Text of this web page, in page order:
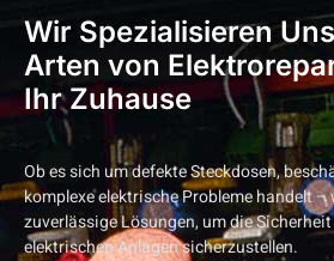
Wir Spezialisieren
Arten von
Ihr Zuhause
Ob es sich um defekte Steckdosen,
komplexe elektrische Probleme handelt
zuverlässige Lösungen, um die
elektrischen Anlagen sicherzustellen.